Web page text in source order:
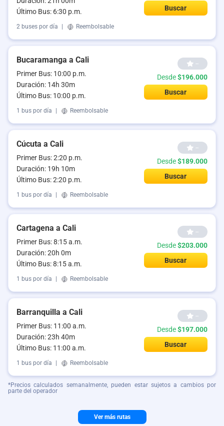
Último Bus: 6:30 p.m.
Buscar
2 buses por día Reembolsable
Bucaramanga a Cali
Primer Bus: 10:00 p.m.
Duración: 14h 30m
Último Bus: 10:00 p.m.
--
Desde$196.000
Buscar
1 bus por día Reembolsable
Cúcuta a Cali
Primer Bus: 2:20 p.m.
Duración: 19h 10m
Último Bus: 2:20 p.m.
--
Desde$189.000
Buscar
1 bus por día Reembolsable
Cartagena a Cali
Primer Bus: 8:15 a.m.
Duración: 20h 0m
Último Bus: 8:15 a.m.
--
Desde$203.000
Buscar
1 bus por día Reembolsable
Barranquilla a Cali
Primer Bus: 11:00 a.m.
Duración: 23h 40m
Último Bus: 11:00 a.m.
--
Desde$197.000
Buscar
1 bus por día Reembolsable
*Precios calculados semanalmente, pueden estar sujetos a cambios por
parte del operador
Ver más rutas